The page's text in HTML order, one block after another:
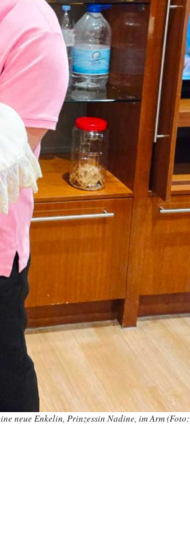
neue Enkelin, Prinzessin Nadine, im Arm (Foto: